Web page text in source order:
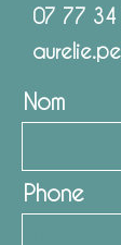
07 77
Nom
Phone